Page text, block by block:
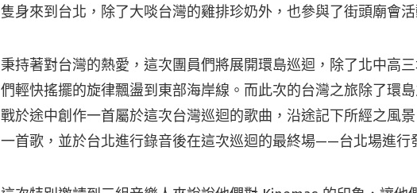
隻身來到台北，除了大啖台灣的雞排珍奶外，也參與了街頭廟會
秉持著對台灣的熱愛，這次團員們將展開環島巡迴，除了北中高
們輕快搖擺的旋律飄盪到東部海岸線。而此次的台灣之旅除了環
戰於途中創作一首屬於這次台灣巡迴的歌曲，沿途記下所經之風
一首歌，並於台北進行錄音後在這次巡迴的最終場——台北場進行